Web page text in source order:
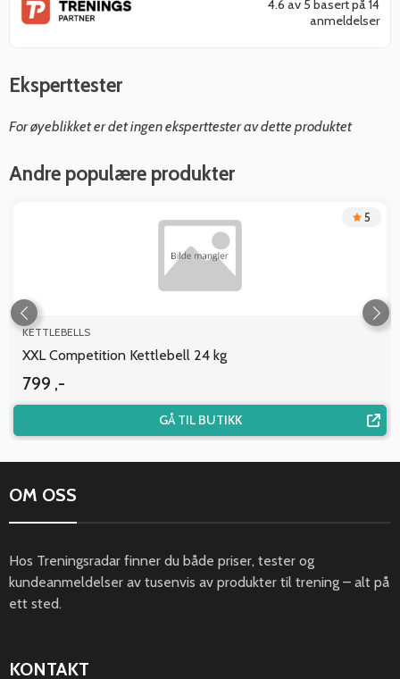
4.6 av 5 basert på 14
anmeldelser
Eksperttester
For øyeblikket er det ingen eksperttester av dette produktet
Andre populære produkter
5
KETTLEBELLS
XXL Competition Kettlebell 24 kg
799 ,-
GÅ TIL BUTIKK
OM OSS
Hos Treningsradar finner du både priser, tester og
kundeanmeldelser av tusenvis av produkter til trening – alt på
ett sted.
KONTAKT